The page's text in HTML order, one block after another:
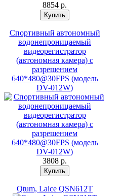
8854 p.
Спортивный автономный
водонепроницаемый
видеорегистратор
(автономная камера) с
разрешением
640*480@30FPS (модель
DV-012W)
3808 p.
Qtum, Laice QSN612T